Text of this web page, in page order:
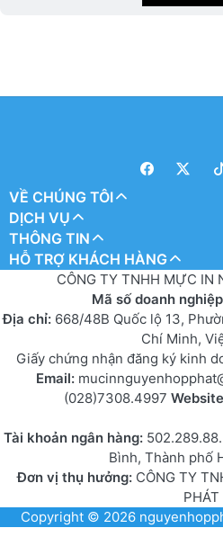
VỀ CHÚNG TÔI
DỊCH VỤ
THÔNG TIN
HỖ TRỢ KHÁCH HÀNG
CÔNG TY TNHH MỰC IN
Mã số doanh
Địa chỉ: 668/48B Quốc lộ 13,
Chí Minh,
Giấy chứng nhận đăng ký kinh
Email:
(028)7308.4997
Tài khoản ngân hàng:
Bình, Thành phố
Đơn vị thụ hưởng:CÔNG TY
PHÁT
Copyright © 2026